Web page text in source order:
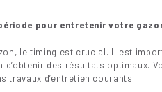
pour entretenir votre
le timing est crucial. Il est
des résultats optimaux.
travaux d’entretien courants :